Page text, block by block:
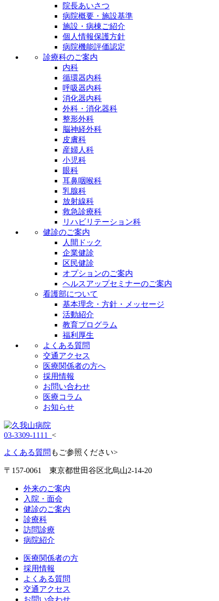
院長あいさつ
病院概要・施設基準
施設・病棟ご紹介
個人情報保護方針
病院機能評価認定
診療科のご案内
内科
循環器内科
呼吸器内科
消化器内科
外科・消化器科
整形外科
脳神経外科
皮膚科
産婦人科
小児科
眼科
耳鼻咽喉科
乳腺科
放射線科
救急診療科
リハビリテーション科
健診のご案内
人間ドック
企業健診
区民健診
オプションのご案内
ヘルスアップセミナーのご案内
看護部について
基本理念・方針・メッセージ
活動紹介
教育プログラム
福利厚生
よくある質問
交通アクセス
医療関係者の方へ
採用情報
お問い合わせ
医療コラム
お知らせ
03-3309-1111 <
よくある質問 もご参照ください>
〒157-0061 東京都世田谷区北烏山2-14-20
外来のご案内
入院・面会
健診のご案内
診療科
訪問診療
病院紹介
医療関係者の方
採用情報
よくある質問
交通アクセス
お問い合わせ